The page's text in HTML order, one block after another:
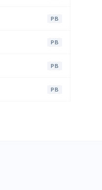
PB
PB
PB
PB